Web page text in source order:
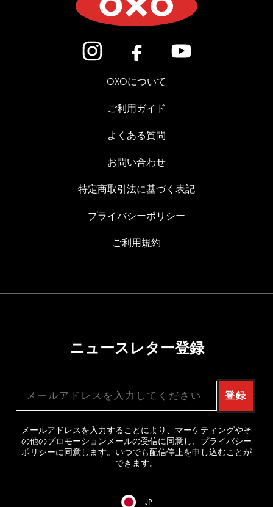
OXOについて
ご利用ガイド
よくある質問
お問い合わせ
特定商取引法に基づく表記
プライバシーポリシー
ご利用規約
ニュースレター登録
登録
メールアドレスを入力することにより、マーケティングやそ
の他のプロモーションメールの受信に同意し、プライバシー
ポリシーに同意します。いつでも配信停止を申し込むことが
できます。
JP